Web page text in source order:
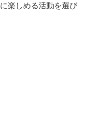
楽しめる活動を選び